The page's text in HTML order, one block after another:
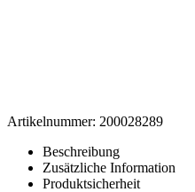
Artikelnummer: 200028289
Beschreibung
Zusätzliche Information
Produktsicherheit